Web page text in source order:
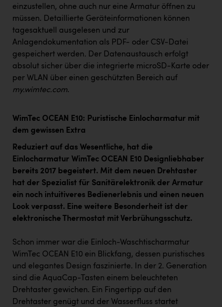
einzustellen, ohne auch nur eine Armatur öffnen zu
müssen. Detaillierte Geräteinformationen können
tagesaktuell ausgelesen und zur
Anlagendokumentation als PDF- oder CSV-Datei
gespeichert werden. Der Datenaustausch erfolgt
absolut sicher über die integrierte microSD-Karte oder
per WLAN über einen geschützten Bereich auf
my.wimtec.com.
WimTec OCEAN E10: Puristische Einlocharmatur mit
dem gewissen Extra
Reduziert auf das Wesentliche, hat die
Einlocharmatur WimTec OCEAN E10 Designliebhaber
bereits 2017 begeistert. Mit dem neuen Drehtaster
hat der Spezialist für Sanitärelektronik der Armatur
ein noch intuitiveres Bedienerlebnis und einen neuen
Look verpasst. Eine weitere Besonderheit ist der
elektronische Thermostat mit Verbrühungsschutz.
Schon immer war die Einloch-Waschtischarmatur
WimTec OCEAN E10 ein Blickfang, dessen puristisches
und elegantes Design faszinierte. In der 2. Generation
sind die AquaCap-Tasten einem beleuchteten
Drehtaster gewichen. Ein Fingertipp auf den
Drehtaster genügt und der Wasserfluss startet